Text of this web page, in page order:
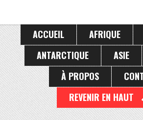
ACCUEIL AFRIQUE
ANTARCTIQUE
ASIE
À PROPOS
REVENIR EN HAUT